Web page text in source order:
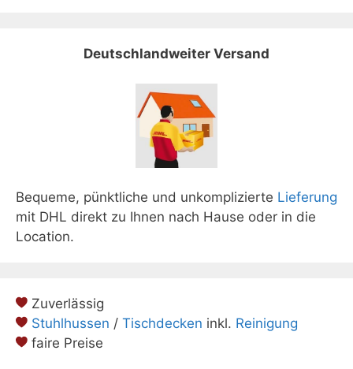
Deutschlandweiter Versand
Bequeme, pünktliche und unkomplizierte Lieferung
mit DHL direkt zu Ihnen nach Hause oder in die
Location.
Zuverlässig
Stuhlhussen / Tischdecken inkl. Reinigung
faire Preise